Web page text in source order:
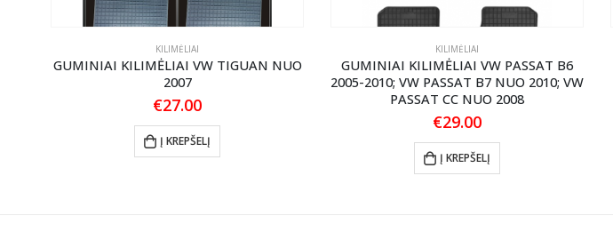
KILIMĖLIAI
GUMINIAI KILIMĖLIAI VW TIGUAN NUO
2007
€27.00
Į KREPŠELĮ
KILIMĖLIAI
GUMINIAI KILIMĖLIAI VW PASSAT B6
2005-2010; VW PASSAT B7 NUO 2010; VW
PASSAT CC NUO 2008
€29.00
Į KREPŠELĮ